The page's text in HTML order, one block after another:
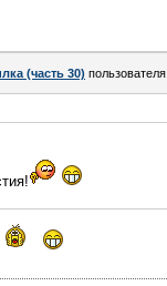
(часть 30) пользователя